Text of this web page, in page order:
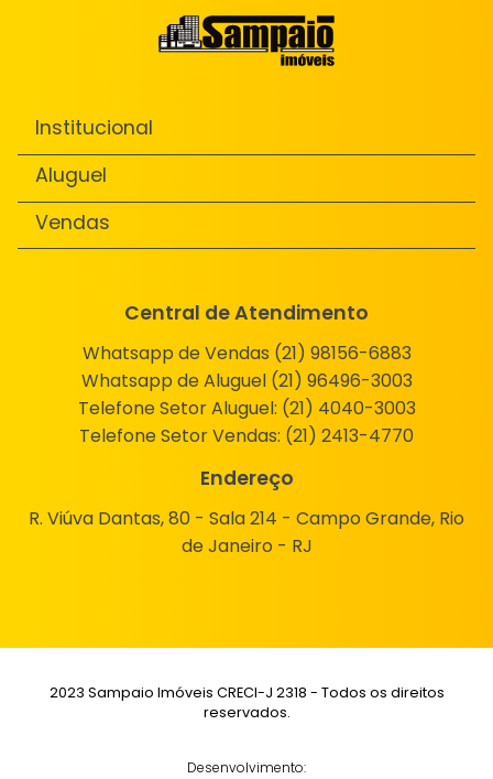
Institucional
Aluguel
Vendas
Central de Atendimento
Whatsapp de Vendas (21) 98156-6883
Whatsapp de Aluguel (21) 96496-3003
Telefone Setor Aluguel: (21) 4040-3003
Telefone Setor Vendas: (21) 2413-4770
Endereço
R. Viúva Dantas, 80 - Sala 214 - Campo Grande, Rio
de Janeiro - RJ
2023 Sampaio Imóveis CRECI-J 2318 - Todos os direitos
reservados.
Desenvolvimento: